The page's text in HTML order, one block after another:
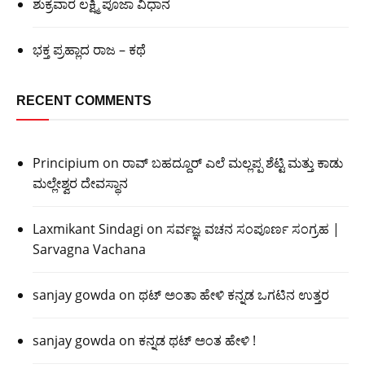
ಶುಕ್ರವಾರ ಲಕ್ಷ್ಮಿ ಪೂಜಾ ವಿಧಾನ
ಭಕ್ತ ಪ್ರಹ್ಲಾದ ರಾಜ – ಕಥೆ
RECENT COMMENTS
Principium on ರಾವ್ ಬಹದ್ದೂರ್ ಎಲೆ ಮಲ್ಲಪ್ಪ ಶೆಟ್ಟಿ ಮತ್ತು ಕಾಡು
ಮಲ್ಲೇಶ್ವರ ದೇವಸ್ಥಾನ
Laxmikant Sindagi on ಸರ್ವಜ್ಞ ವಚನ ಸಂಪೂರ್ಣ ಸಂಗ್ರಹ |
Sarvagna Vachana
sanjay gowda on ಥಟ್ ಅಂತಾ ಹೇಳಿ ಕನ್ನಡ ಒಗಟಿನ ಉತ್ತರ
sanjay gowda on ಕನ್ನಡ ಥಟ್ ಅಂತ ಹೇಳಿ !